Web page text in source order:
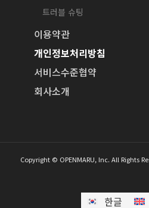
트러블 슈팅
이용약관
개인정보처리방침
서비스수준협약
회사소개
Copyright © OPENMARU, Inc. All Rights
한글